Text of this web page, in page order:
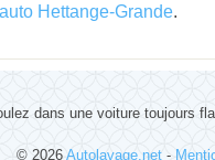
Hettange-Grande.
dans une voiture toujours
© 2026 Autolavage.net -